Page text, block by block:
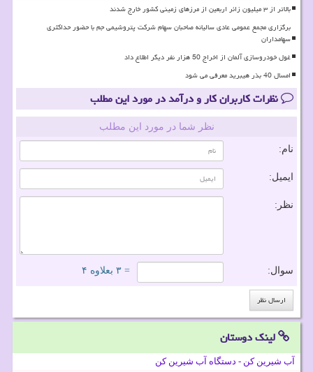
بالاتر از ۳ میلیون زائر اربعین از مرزهای زمینی کشور خارج شدند
برگزاری مجمع عمومی عادی سالیانه صاحبان سهام شرکت پتروشیمی جم با حضور حداکثری
سهامداران
غول خودروسازی آلمان از اخراج 50 هزار نفر دیگر اطلاع داد
امسال 40 بذر هیبرید معرفی می شود
نظرات کاربران کار و درآمد در مورد این مطلب
نظر شما در مورد این مطلب
نام:
ایمیل:
نظر:
سوال: = ۳ بعلاوه ۴
لینک دوستان
آب شیرین کن - دستگاه آب شیرین کن